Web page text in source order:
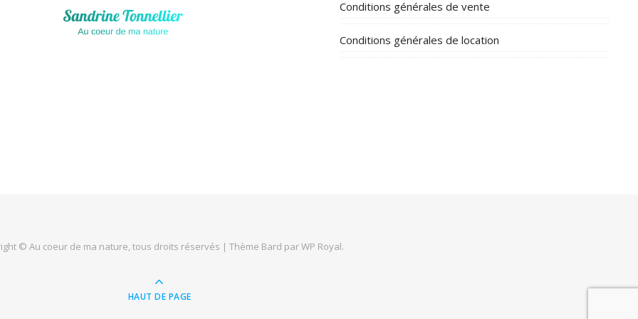
Conditions générales de vente
Conditions générales de location
© Au coeur de ma nature, tous droits réservés | Thème Bard parWP Royal.
HAUT DE PAGE